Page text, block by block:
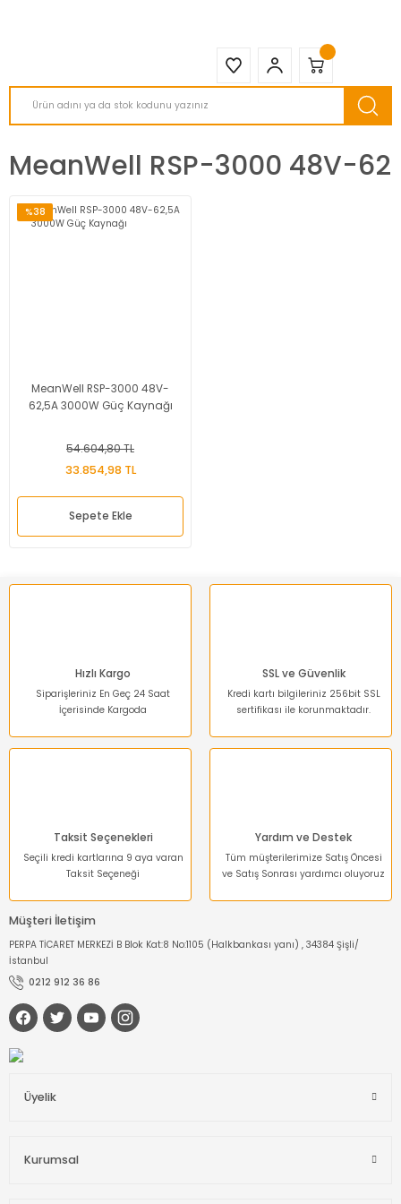
MeanWell RSP-3000 48V-62
%38
MeanWell RSP-3000 48V-
62,5A 3000W Güç Kaynağı
54.604,80 TL
33.854,98 TL
Sepete Ekle
Hızlı Kargo
Siparişleriniz En Geç 24 Saat
İçerisinde Kargoda
SSL ve Güvenlik
Kredi kartı bilgileriniz 256bit SSL
sertifikası ile korunmaktadır.
Taksit Seçenekleri
Seçili kredi kartlarına 9 aya varan
Taksit Seçeneği
Yardım ve Destek
Tüm müşterilerimize Satış Öncesi
ve Satış Sonrası yardımcı oluyoruz
Müşteri İletişim
PERPA TİCARET MERKEZİ B Blok Kat:8 No:1105 (Halkbankası yanı) , 34384 Şişli/
İstanbul
0212 912 36 86
Üyelik
Kurumsal